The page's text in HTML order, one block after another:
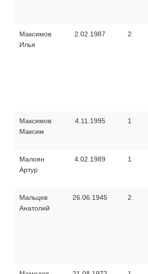
Максимов
Илья
2.02.1987 2
Максимов
Максим
4.11.1995 1
Малоян
Артур
4.02.1989 1
Мальцев
Анатолий
26.06.1945 2